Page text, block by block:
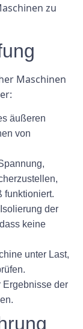
zu
Maschinen
äußeren
von
funktioniert.
der
keine
unter Last,
Ergebnisse der